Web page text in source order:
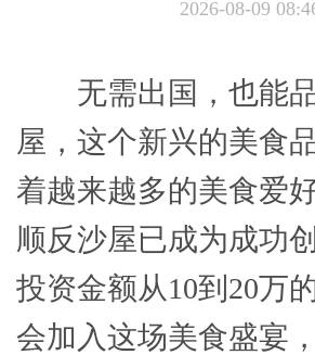
2026-08-09
无需出国，也能品
屋，这个新兴的美食
着越来越多的美食爱
顺反沙屋已成为成功
投资金额从10到20万
会加入这场美食盛宴